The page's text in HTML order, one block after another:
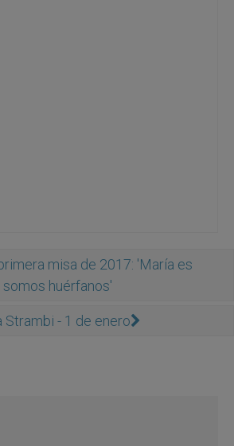
misa de 2017: 'María es
huérfanos'
Strambi - 1 de enero